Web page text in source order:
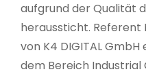
aufgrund der Qualität
heraussticht. Referent
von K4 DIGITAL
dem Bereich